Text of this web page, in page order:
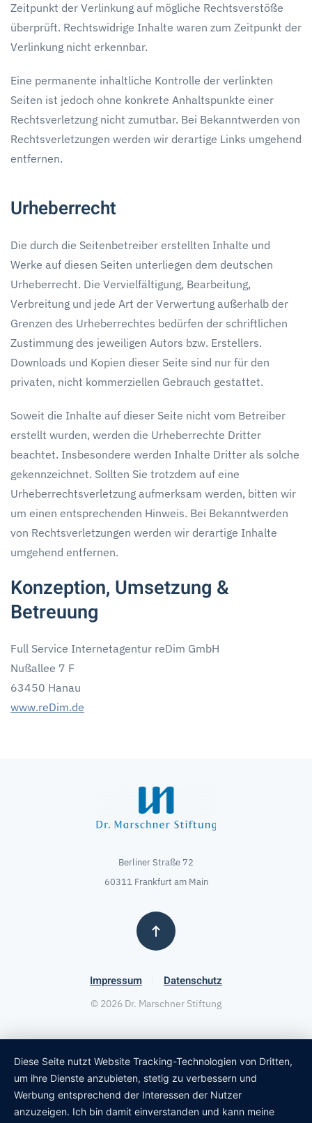
Zeitpunkt der Verlinkung auf mögliche Rechtsverstöße
überprüft. Rechtswidrige Inhalte waren zum Zeitpunkt der
Verlinkung nicht erkennbar.
Eine permanente inhaltliche Kontrolle der verlinkten
Seiten ist jedoch ohne konkrete Anhaltspunkte einer
Rechtsverletzung nicht zumutbar. Bei Bekanntwerden von
Rechtsverletzungen werden wir derartige Links umgehend
entfernen.
Urheberrecht
Die durch die Seitenbetreiber erstellten Inhalte und
Werke auf diesen Seiten unterliegen dem deutschen
Urheberrecht. Die Vervielfältigung, Bearbeitung,
Verbreitung und jede Art der Verwertung außerhalb der
Grenzen des Urheberrechtes bedürfen der schriftlichen
Zustimmung des jeweiligen Autors bzw. Erstellers.
Downloads und Kopien dieser Seite sind nur für den
privaten, nicht kommerziellen Gebrauch gestattet.
Soweit die Inhalte auf dieser Seite nicht vom Betreiber
erstellt wurden, werden die Urheberrechte Dritter
beachtet. Insbesondere werden Inhalte Dritter als solche
gekennzeichnet. Sollten Sie trotzdem auf eine
Urheberrechtsverletzung aufmerksam werden, bitten wir
um einen entsprechenden Hinweis. Bei Bekanntwerden
von Rechtsverletzungen werden wir derartige Inhalte
umgehend entfernen.
Konzeption, Umsetzung &
Betreuung
Full Service Internetagentur reDim GmbH
Nußallee 7 F
63450 Hanau
www.reDim.de
Berliner Straße 72
60311 Frankfurt am Main
Impressum Datenschutz
© 2026 Dr. Marschner Stiftung
Diese Seite nutzt Website Tracking-Technologien von Dritten,
um ihre Dienste anzubieten, stetig zu verbessern und
Werbung entsprechend der Interessen der Nutzer
anzuzeigen. Ich bin damit einverstanden und kann meine